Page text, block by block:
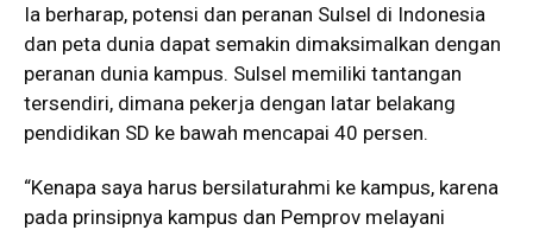
Ia berharap, potensi dan peranan Sulsel di Indonesia
dan peta dunia dapat semakin dimaksimalkan dengan
peranan dunia kampus. Sulsel memiliki tantangan
tersendiri, dimana pekerja dengan latar belakang
pendidikan SD ke bawah mencapai 40 persen.
“Kenapa saya harus bersilaturahmi ke kampus, karena
pada prinsipnya kampus dan Pemprov melayani